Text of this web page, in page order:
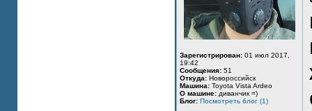
Зарегистрирован: 01 июл 2017,
19:42
Сообщения: 51
Откуда: Новороссийск
Машина: Toyota Vista Ardeo
О машине: диванчик =)
Блог: Посмотреть блог (1)